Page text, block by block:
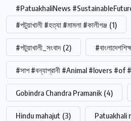
#PatuakhaliNews
#পটুয়াখালী #হত্যা #মামলা #কালীগঞ্জ (1)
#পটুয়াখালী_সংবাদ (2)
#সাপ #বন্যাপ্রানী #Animal #lovers #of
Gobindra Chandra Pramanik (4)
Hindu mahajut (3) Patuakhali